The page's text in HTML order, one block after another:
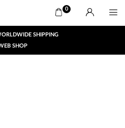
0
SHIPPING
SHOP